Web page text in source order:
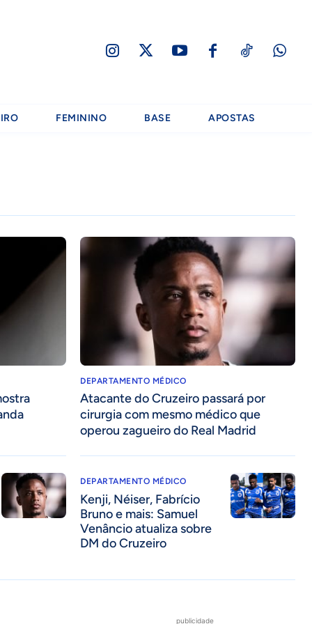
FEMININO BASE APOSTAS
DEPARTAMENTO MÉDICO
Atacante do Cruzeiro passará por
cirurgia com mesmo médico que
operou zagueiro do Real Madrid
DEPARTAMENTO MÉDICO
Kenji, Néiser, Fabrício
Bruno e mais: Samuel
Venâncio atualiza sobre
DM do Cruzeiro
publicidade